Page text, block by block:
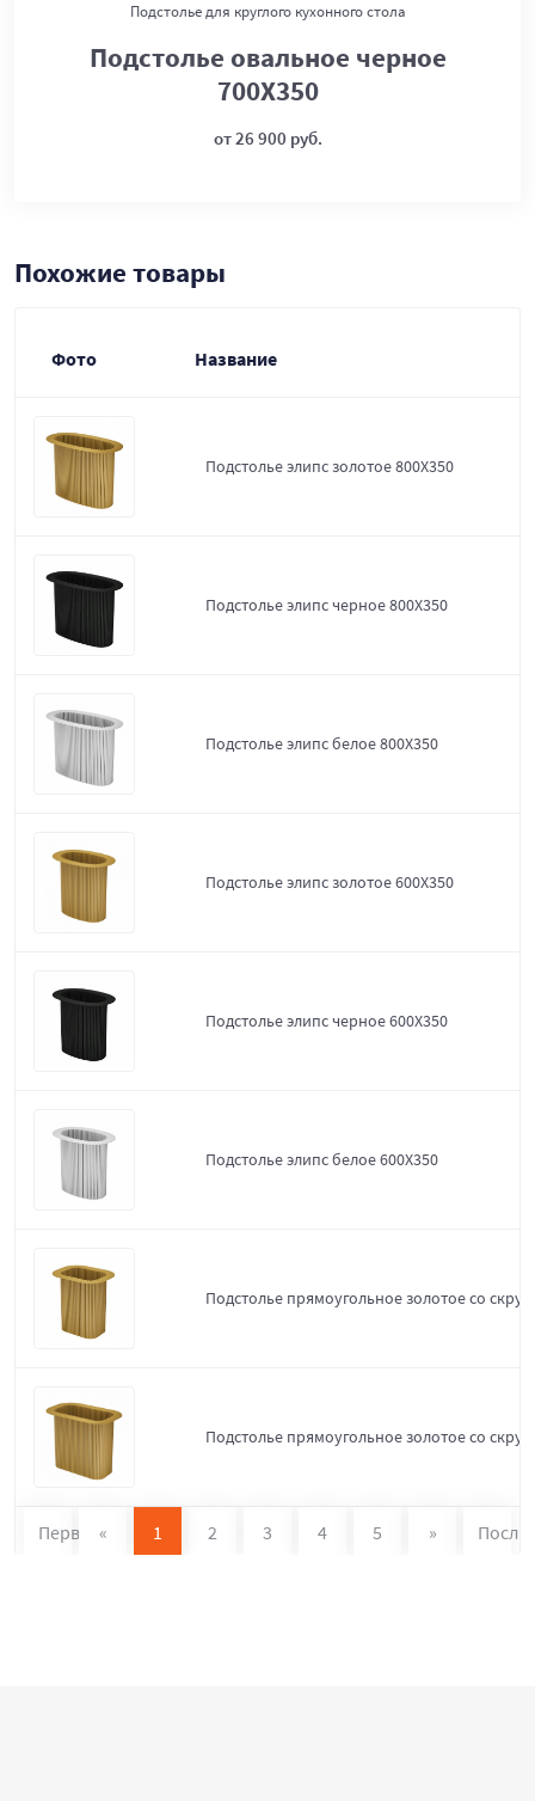
Подстолье для круглого кухонного стола
Подстолье овальное черное
700Х350
от 26 900 руб.
Похожие товары
Фото Название
Подстолье элипс золотое 800Х350
Подстолье элипс черное 800Х350
Подстолье элипс белое 800Х350
Подстолье элипс золотое 600Х350
Подстолье элипс черное 600Х350
Подстолье элипс белое 600Х350
Подстолье прямоугольное золотое со
Подстолье прямоугольное золотое со
Первая « 1 2 3 4 5 »